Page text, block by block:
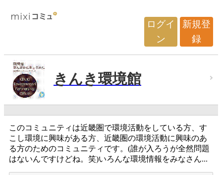
ログイ
ン
新規登
録
きんき環境館
このコミュニティは近畿圏で環境活動をしている方、す
こし環境に興味がある方、近畿圏の環境活動に興味のあ
る方のためのコミュニティです。(誰が入ろうが全然問題
はないんですけどね。笑)いろんな環境情報をみなさん...